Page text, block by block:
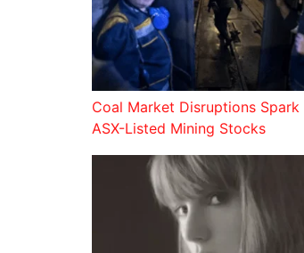
Coal Market Disruptions Spark
ASX-Listed Mining Stocks